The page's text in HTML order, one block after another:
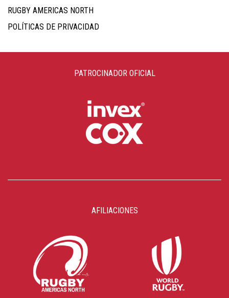
RUGBY AMERICAS NORTH
POLÍTICAS DE PRIVACIDAD
PATROCINADOR OFICIAL
AFILIACIONES